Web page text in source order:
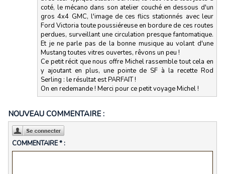
coté, le mécano dans son atelier couché en dessous d'un
gros 4x4 GMC, l'image de ces flics stationnés avec leur
Ford Victoria toute poussiéreuse en bordure de ces routes
perdues, surveillant une circulation presque fantomatique.
Et je ne parle pas de la bonne musique au volant d'une
Mustang toutes vitres ouvertes, rêvons un peu !
Ce petit récit que nous offre Michel rassemble tout cela en
y ajoutant en plus, une pointe de SF à la recette Rod
Serling : le résultat est PARFAIT !
On en redemande ! Merci pour ce petit voyage Michel !
NOUVEAU COMMENTAIRE :
COMMENTAIRE * :